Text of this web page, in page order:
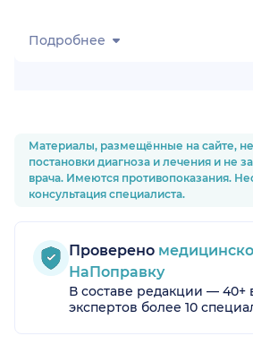
Подробнее
Материалы, размещённые на сайте,
постановки диагноза и лечения и не
врача. Имеются противопоказания.
консультация специалиста.
Проверено
НаПоправку
В составе редакции — 40+
экспертов более 10